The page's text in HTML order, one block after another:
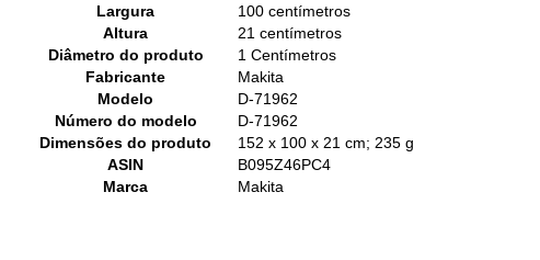
Largura
‎100 centímetros
Altura
‎21 centímetros
Diâmetro do produto
‎1 Centímetros
Fabricante
‎Makita
Modelo
‎D-71962
Número do modelo
‎D-71962
Dimensões do produto
‎152 x 100 x 21 cm; 235 g
ASIN
‎B095Z46PC4
Marca
‎Makita